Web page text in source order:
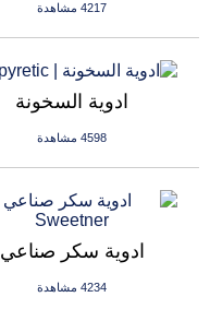
4217 مشاهدة
ادوية السخونة
4598 مشاهدة
ادوية سكر صناعي
4234 مشاهدة